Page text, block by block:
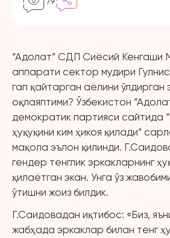
“Адолат” СДП Сиёсий Кенгаши
аппарати сектор мудири
гап қайтарган аёлини ўлдирган
оқлаяптими? Ўзбекистон
демократик партияси сайтида
ҳуқуқини ким ҳикоя қилади”
мақола эълон қилинди.
гендер тенглик эркакларнинг
қилаётган экан. Унга ўз
ўтишни жоиз билдик.
Г.Саидовадан иқтибос: «Биз,
жабҳада эркаклар билан тенг